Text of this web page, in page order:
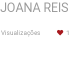
JOANA REIS
Visualizações 1